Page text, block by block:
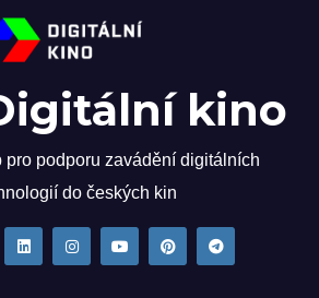
kino
pro podporu zavádění digitálních
do českých kin